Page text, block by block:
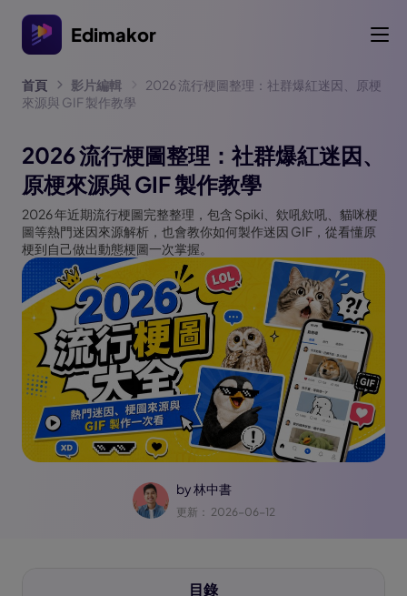
Edimakor
首頁 影片編輯
2026 流行梗圖整理：社群爆紅迷因、原梗
來源與 GIF 製作教學
2026 流行梗圖整理：社群爆紅迷因、
原梗來源與 GIF 製作教學
2026 年近期流行梗圖完整整理，包含 Spiki、欸吼欸吼、貓咪梗
圖等熱門迷因來源解析，也會教你如何製作迷因 GIF，從看懂原
梗到自己做出動態梗圖一次掌握。
by林中書
更新： 2026-06-12
目錄